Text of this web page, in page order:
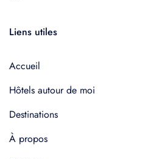
Liens utiles
Accueil
Hôtels autour de moi
Destinations
À propos